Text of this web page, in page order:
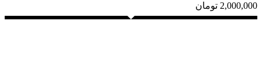
2,000,000 تومان